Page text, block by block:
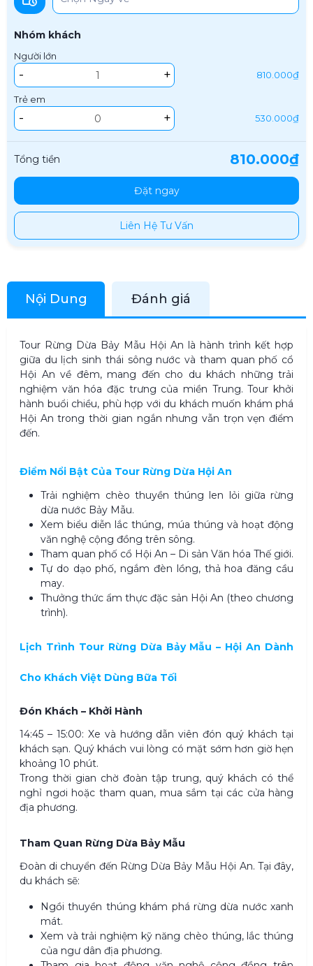
Nhóm khách
Người lớn
- + 810.000₫
Trẻ em
- + 530.000₫
Tổng tiền 810.000₫
Đặt ngay
Liên Hệ Tư Vấn
Nội Dung Đánh giá
Tour Rừng Dừa Bảy Mẫu Hội An là hành trình kết hợp
giữa du lịch sinh thái sông nước và tham quan phố cổ
Hội An về đêm, mang đến cho du khách những trải
nghiệm văn hóa đặc trưng của miền Trung. Tour khởi
hành buổi chiều, phù hợp với du khách muốn khám phá
Hội An trong thời gian ngắn nhưng vẫn trọn vẹn điểm
đến.
Điểm Nổi Bật Của Tour Rừng Dừa Hội An
Trải nghiệm chèo thuyền thúng len lỏi giữa rừng
dừa nước Bảy Mẫu.
Xem biểu diễn lắc thúng, múa thúng và hoạt động
văn nghệ cộng đồng trên sông.
Tham quan phố cổ Hội An – Di sản Văn hóa Thế giới.
Tự do dạo phố, ngắm đèn lồng, thả hoa đăng cầu
may.
Thưởng thức ẩm thực đặc sản Hội An (theo chương
trình).
Lịch Trình Tour Rừng Dừa Bảy Mẫu – Hội An Dành
Cho Khách Việt Dùng Bữa Tối
Đón Khách – Khởi Hành
14:45 – 15:00: Xe và hướng dẫn viên đón quý khách tại
khách sạn. Quý khách vui lòng có mặt sớm hơn giờ hẹn
khoảng 10 phút.
Trong thời gian chờ đoàn tập trung, quý khách có thể
nghỉ ngơi hoặc tham quan, mua sắm tại các cửa hàng
địa phương.
Tham Quan Rừng Dừa Bảy Mẫu
Đoàn di chuyển đến Rừng Dừa Bảy Mẫu Hội An. Tại đây,
du khách sẽ:
Ngồi thuyền thúng khám phá rừng dừa nước xanh
mát.
Xem và trải nghiệm kỹ năng chèo thúng, lắc thúng
của ngư dân địa phương.